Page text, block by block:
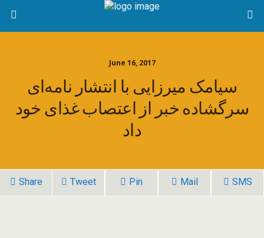
June 16, 2017
سیامک میرزایی با انتشار نامه‌ای
سرگشاده خبر از اعتصاب غذای خود
داد
Share Tweet Pin Mail SMS